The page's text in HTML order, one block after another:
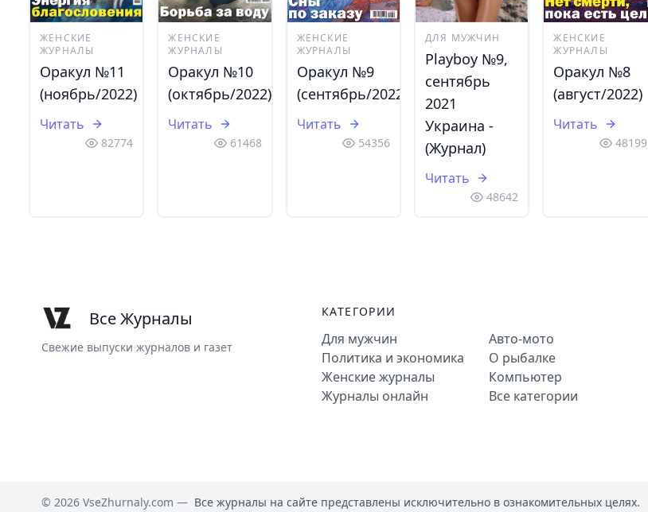
ЖЕНСКИЕ
ЖУРНАЛЫ
Оракул №11
(ноябрь/2022)
Читать
82774
ЖЕНСКИЕ
ЖУРНАЛЫ
Оракул №10
(октябрь/2022)
Читать
61468
ЖЕНСКИЕ
ЖУРНАЛЫ
Оракул №9
(сентябрь/2022)
Читать
54356
ДЛЯ МУЖЧИН
Playboy №9,
сентябрь
2021
Украина -
(Журнал)
Читать
48642
ЖЕНСКИЕ
ЖУРНАЛЫ
Оракул №8
(август/2022)
Читать
48199
Все Журналы
Свежие выпуски журналов и газет
КАТЕГОРИИ
Для мужчин
Политика и экономика
Женские журналы
Журналы онлайн
Авто-мото
О рыбалке
Компьютер
Все категории
© 2026 VseZhurnaly.com — Все журналы на сайте представлены исключительно в ознакомительных целях.